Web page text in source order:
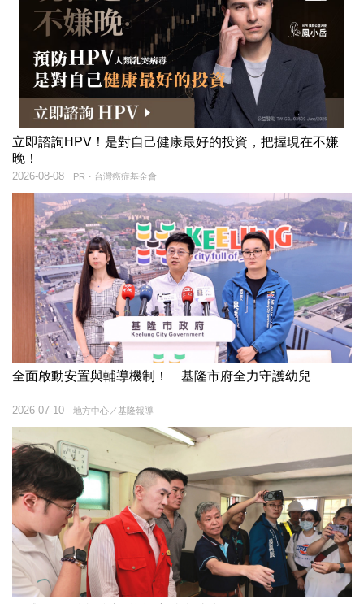
立即諮詢HPV！是對自己健康最好的投資，把握現在不嫌
晚！
PR・台灣癌症基金會
2026-08-08
全面啟動安置與輔導機制！ 基隆市府全力守護幼兒
地方中心／基隆報導
2026-07-10